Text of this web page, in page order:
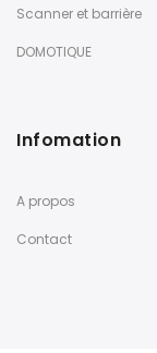
Scanner et barrière
DOMOTIQUE
Infomation
A propos
Contact